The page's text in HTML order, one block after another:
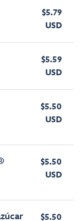
$5.79
USD
$5.59
USD
$5.50
USD
$5.50
USD
$5.50